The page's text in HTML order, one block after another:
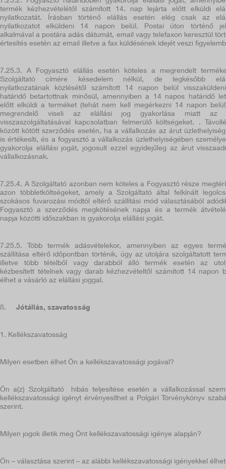
termék kézhezvételétől számított 14. nap lejárta előtt elküldi
nyilatkozatát. Írásban történő elállás esetén elég csak az
nyilatkozatot elküldeni 14 napon belül. Postai úton történő
alkalmával a postára adás dátumát, email vagy telefaxon keresztül
értesítés esetén az email illetve a fax küldésének idejét veszi
7.25.3.
A Fogyasztó elállás esetén köteles a megrendelt
Szolgáltató címére késedelem nélkül, de legkésőbb
nyilatkozatának közlésétől számított 14 napon belül
határidő betartottnak minősül, amennyiben a 14 napos határidő
előtt elküldi a terméket (tehát nem kell megérkezni 14 napon
megrendelő viseli az elállási jog gyakorlása miatt az
visszaszolgáltatásával kapcsolatban felmerülő költségeket. .
között kötött szerződés esetén, ha a vállalkozás az árut
is értékesíti, és a fogyasztó a vállalkozás üzlethelyiségében
gyakorolja elállási jogát, jogosult ezzel egyidejűleg az árut
vállalkozásnak.
7.25.4. A Szolgáltató azonban nem köteles a Fogyasztó része
azon többletköltségeket, amely a Szolgáltató által felkínált
szokásos fuvarozási módtól eltérő szállítási mód választásából
Fogyasztó a szerződés megkötésének napja és a termék
napja közötti időszakban is gyakorolja elállási jogát.
7.25.5.
Több termék adásvételekor, amennyiben az egyes
szállítása eltérő időpontban történik, úgy az utoljára szolgáltatott
illetve több tételből vagy darabból álló termék esetén az
kézbesített tételnek vagy darab kézhezvételtől számított 14 napon
élhet a vásárló az elállási joggal.
8. Jótállás, szavatosság
1. Kellékszavatosság
Milyen esetben élhet Ön a kellékszavatossági jogával?
Ön a(z) Szolgáltató hibás teljesítése esetén a vállalkozással
kellékszavatossági igényt érvényesíthet a Polgári Törvénykönyv
szerint.
Milyen jogok illetik meg Önt kellékszavatossági igénye alapján?
Ön – választása szerint – az alábbi kellékszavatossági igényekkel